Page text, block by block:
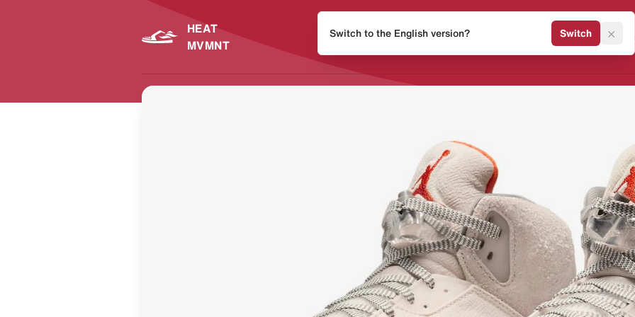
HEAT
MVMNT
Release Kalender Sneaker
Switch to the English version? Switch ×